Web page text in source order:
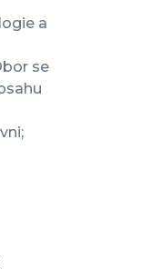
a
se